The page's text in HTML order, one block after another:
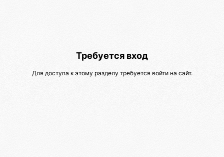
Требуется вход
Для доступа к этому разделу требуется войти на сайт.